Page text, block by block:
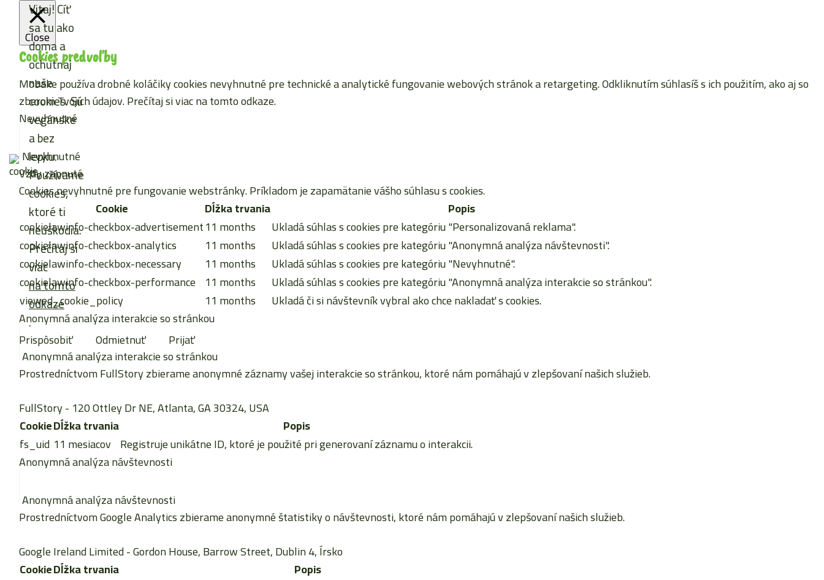
Vitaj! Cíť
sa tu ako
doma a
ochutnaj
naše
cookies. Sú
vegánske
a bez
lepku.
Používame
cookies,
ktoré ti
neuškodia.
Prečítaj si
viac
na tomto
odkaze
.
Prispôsobiť Odmietnuť Prijať
Close
Cookies predvoľby
Mobake používa drobné koláčiky cookies nevyhnutné pre technické a analytické fungovanie webových stránok a retargeting. Odkliknutím súhlasíš s ich použitím, ako aj so
zberom Tvojich údajov. Prečítaj si viacna tomto odkaze.
Nevyhnutné
Nevyhnutné
Vždy zapnuté
Cookies nevyhnutné pre fungovanie webstránky. Príkladom je zapamätanie vášho súhlasu s cookies.
Cookie
Dĺžka trvania
Popis
cookielawinfo-checkbox-advertisement11 months
Ukladá súhlas s cookies pre kategóriu "Personalizovaná reklama".
cookielawinfo-checkbox-analytics
11 months
Ukladá súhlas s cookies pre kategóriu "Anonymná analýza návštevnosti".
cookielawinfo-checkbox-necessary
11 months
Ukladá súhlas s cookies pre kategóriu "Nevyhnutné".
cookielawinfo-checkbox-performance 11 months
Ukladá súhlas s cookies pre kategóriu "Anonymná analýza interakcie so stránkou".
viewed_cookie_policy
11 months
Ukladá či si návštevník vybral ako chce nakladať s cookies.
Anonymná analýza interakcie so stránkou
Anonymná analýza interakcie so stránkou
Prostredníctvom FullStory zbierame anonymné záznamy vašej interakcie so stránkou, ktoré nám pomáhajú v zlepšovaní našich služieb.
FullStory- 120 Ottley Dr NE, Atlanta, GA 30324, USA
CookieDĺžka trvania
Popis
fs_uid 11 mesiacov Registruje unikátne ID, ktoré je použité pri generovaní záznamu o interakcii.
Anonymná analýza návštevnosti
Anonymná analýza návštevnosti
Prostredníctvom Google Analytics zbierame anonymné štatistiky o návštevnosti, ktoré nám pomáhajú v zlepšovaní našich služieb.
Google Ireland Limited- Gordon House, Barrow Street, Dublin 4, Írsko
CookieDĺžka trvania
Popis